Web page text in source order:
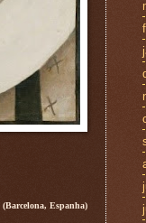
Espanha)